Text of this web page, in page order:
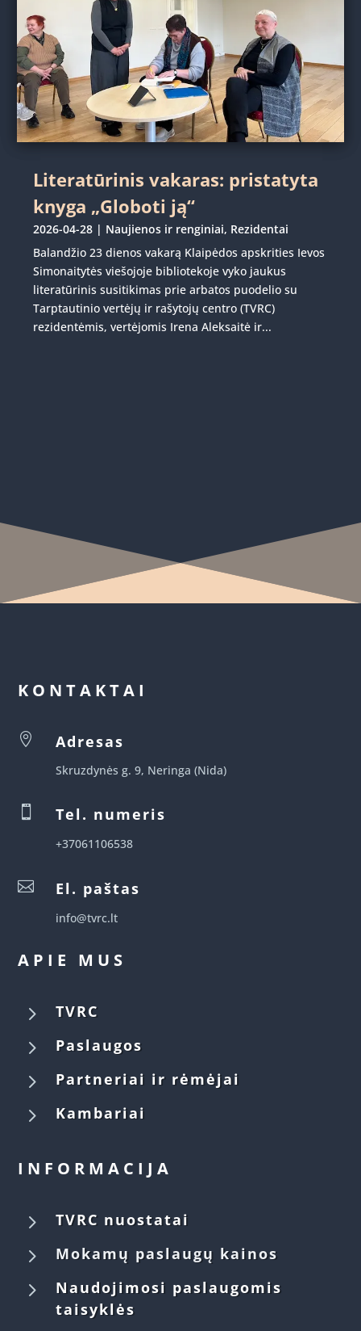
Literatūrinis vakaras: pristatyta
knyga „Globoti ją“
2026-04-28 | Naujienos ir renginiai, Rezidentai
Balandžio 23 dienos vakarą Klaipėdos apskrities Ievos
Simonaitytės viešojoje bibliotekoje vyko jaukus
literatūrinis susitikimas prie arbatos puodelio su
Tarptautinio vertėjų ir rašytojų centro (TVRC)
rezidentėmis, vertėjomis Irena Aleksaitė ir...
KONTAKTAI
 Adresas
Skruzdynės g. 9, Neringa (Nida)
 Tel. numeris
+37061106538
 El. paštas
info@tvrc.lt
APIE MUS
5 TVRC
5 Paslaugos
5 Partneriai ir rėmėjai
5 Kambariai
INFORMACIJA
5 TVRC nuostatai
5 Mokamų paslaugų kainos
5
Naudojimosi paslaugomis
taisyklės